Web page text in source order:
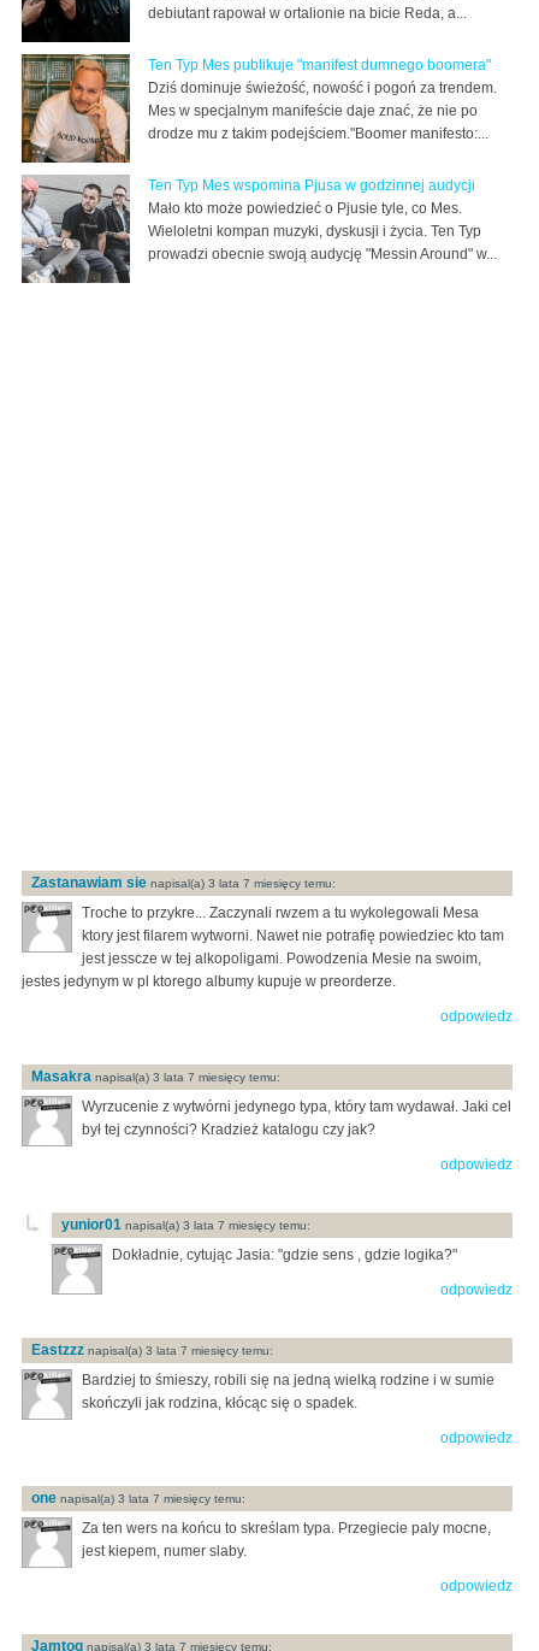
debiutant rapował w ortalionie na bicie Reda, a...
Ten Typ Mes publikuje "manifest dumnego boomera"
Dziś dominuje świeżość, nowość i pogoń za trendem.
Mes w specjalnym manifeście daje znać, że nie po
drodze mu z takim podejściem."Boomer manifesto:...
Ten Typ Mes wspomina Pjusa w godzinnej audycji
Mało kto może powiedzieć o Pjusie tyle, co Mes.
Wieloletni kompan muzyki, dyskusji i życia. Ten Typ
prowadzi obecnie swoją audycję "Messin Around" w...
Zastanawiam sie napisal(a) 3 lata 7 miesięcy temu:
Troche to przykre... Zaczynali rwzem a tu wykolegowali Mesa
ktory jest filarem wytworni. Nawet nie potrafię powiedziec kto tam
jest jesscze w tej alkopoligami. Powodzenia Mesie na swoim,
jestes jedynym w pl ktorego albumy kupuje w preorderze.
odpowiedz
Masakra napisal(a) 3 lata 7 miesięcy temu:
Wyrzucenie z wytwórni jedynego typa, który tam wydawał. Jaki cel
był tej czynności? Kradzież katalogu czy jak?
odpowiedz
yunior01 napisal(a) 3 lata 7 miesięcy temu:
Dokładnie, cytując Jasia: "gdzie sens , gdzie logika?"
odpowiedz
Eastzzz napisal(a) 3 lata 7 miesięcy temu:
Bardziej to śmieszy, robili się na jedną wielką rodzine i w sumie
skończyli jak rodzina, kłócąc się o spadek.
odpowiedz
one napisal(a) 3 lata 7 miesięcy temu:
Za ten wers na końcu to skreślam typa. Przegiecie paly mocne,
jest kiepem, numer slaby.
odpowiedz
Jamtog napisal(a) 3 lata 7 miesięcy temu: